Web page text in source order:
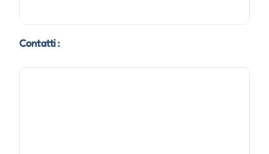
Contatti :